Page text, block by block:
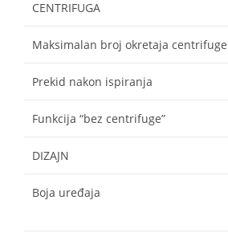
CENTRIFUGA
Maksimalan broj okretaja centrifuge
Prekid nakon ispiranja
Funkcija “bez centrifuge”
DIZAJN
Boja uređaja